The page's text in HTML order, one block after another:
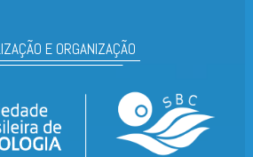
E ORGANIZAÇÃO